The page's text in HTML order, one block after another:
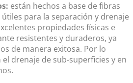
están hechos a base de fibras
para la separación y drenaje
propiedades físicas e
resistentes y duraderos, ya
de manera exitosa. Por lo
drenaje de sub-superficies y en